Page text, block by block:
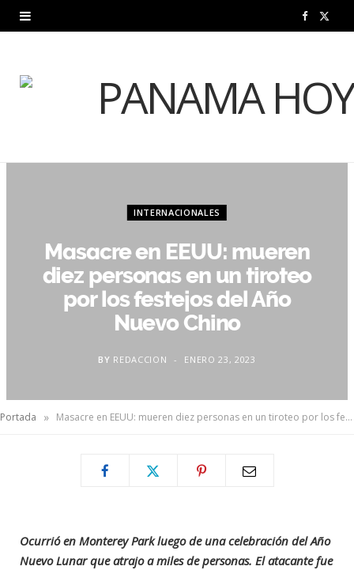
F
e w
INTERNACIONALES
Masacre en EEUU: mueren
diez personas en un tiroteo
por los festejos del Año
Nuevo Chino
BY REDACCION ENERO 23, 2023
Portada » Masacre en EEUU: mueren diez personas en un tiroteo por los festejos del Año Nuevo Chino
Ocurrió en Monterey Park luego de una celebración del Año
Nuevo Lunar que atrajo a miles de personas. El atacante fue